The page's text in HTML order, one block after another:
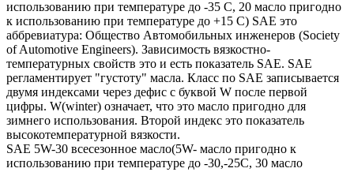
использованию при температуре до -35 С, 20 масло пригодно
к использованию при температуре до +15 С) SAE это
аббревиатура: Общество Автомобильных инженеров (Society
of Automotive Engineers). Зависимость вязкостно-
температурных свойств это и есть показатель SAE. SAE
регламентирует "густоту" масла. Класс по SAE записывается
двумя индексами через дефис с буквой W после первой
цифры. W(winter) означает, что это масло пригодно для
зимнего использования. Второй индекс это показатель
высокотемпературной вязкости.
SAE 5W-30 всесезонное масло(5W- масло пригодно к
использованию при температуре до -30,-25С, 30 масло